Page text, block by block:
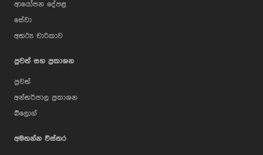
ආයෝජන දේපළ
සේවා
අතථ්‍ය චාරිකාව
පුවත් සහ ප්‍රකාශන
පුවත්
අන්තර්ජාල ප්‍රකාශන
බ්ලොග්
අමතන්න විස්තර